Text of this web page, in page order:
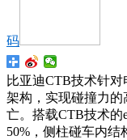
码
比亚迪CTB技术针
架构，实现碰撞力
亡。搭载CTB技术的
50%，侧柱碰车内结